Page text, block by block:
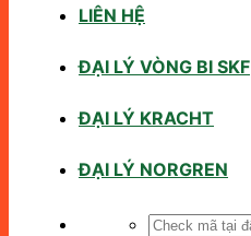
LIÊN HỆ
ĐẠI LÝ VÒNG BI SKF
ĐẠI LÝ KRACHT
ĐẠI LÝ NORGREN
Tìm